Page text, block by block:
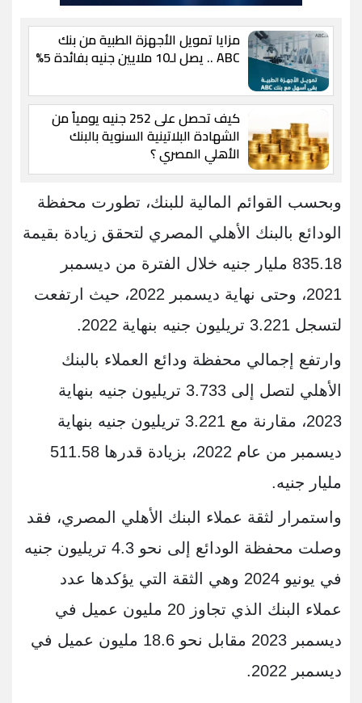
مزايا تمويل الأجهزة الطبية من بنك
ABC .. يصل لـ10 ملايين جنيه بفائدة 5%
كيف تحصل على 252 جنيه يومياً من
الشهادة البلاتينية السنوية بالبنك
الأهلي المصري ؟
وبحسب القوائم المالية للبنك، تطورت محفظة
الودائع بالبنك الأهلي المصري لتحقق زيادة بقيمة
835.18 مليار جنيه خلال الفترة من ديسمبر
2021، وحتى نهاية ديسمبر 2022، حيث ارتفعت
لتسجل 3.221 تريليون جنيه بنهاية 2022.
وارتفع إجمالي محفظة ودائع العملاء بالبنك
الأهلي لتصل إلى 3.733 تريليون جنيه بنهاية
2023، مقارنة مع 3.221 تريليون جنيه بنهاية
ديسمبر من عام 2022، بزيادة قدرها 511.58
مليار جنيه.
واستمرار لثقة عملاء البنك الأهلي المصري، فقد
وصلت محفظة الودائع إلى نحو 4.3 تريليون جنيه
في يونيو 2024 وهي الثقة التي يؤكدها عدد
عملاء البنك الذي تجاوز 20 مليون عميل في
ديسمبر 2023 مقابل نحو 18.6 مليون عميل في
ديسمبر 2022.